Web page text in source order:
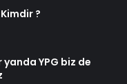
?
YPG biz de